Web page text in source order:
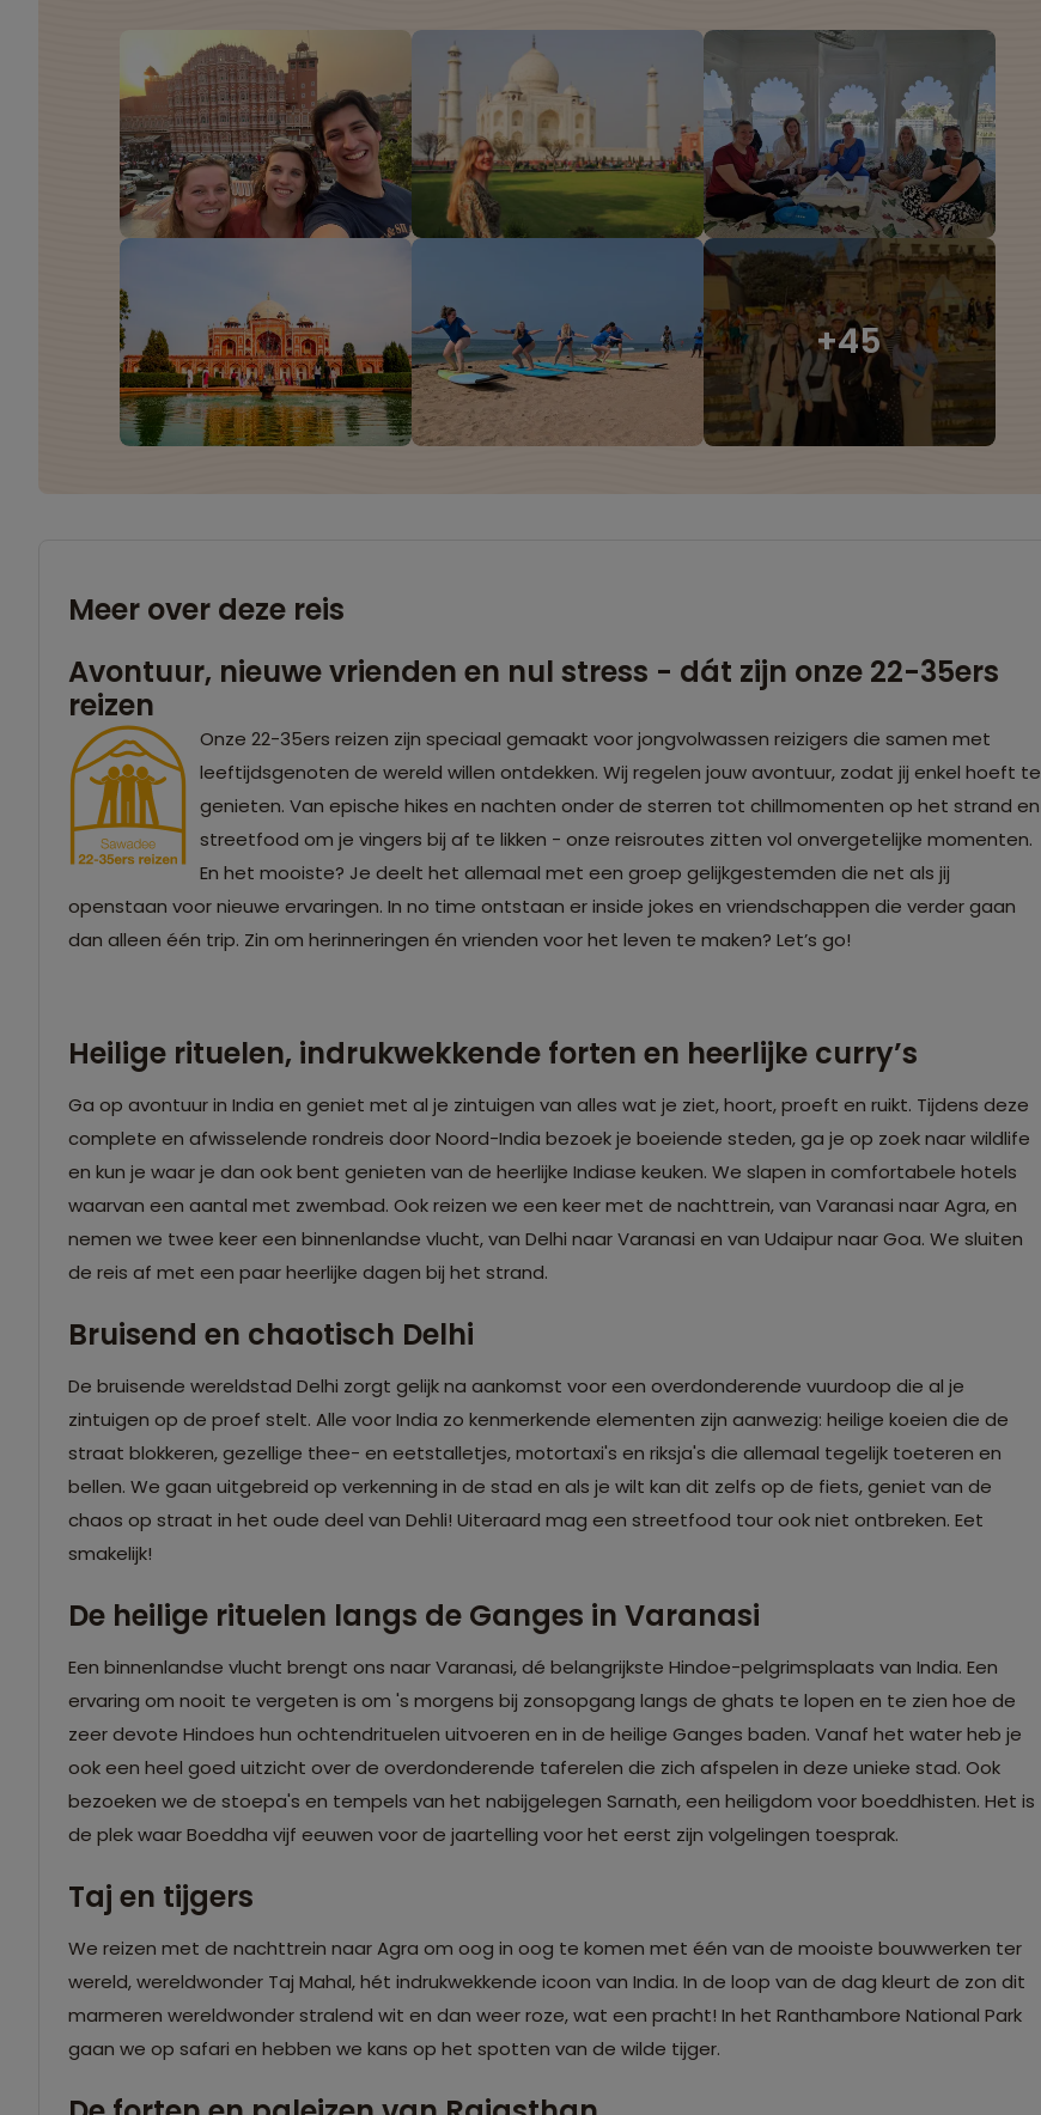
Meer over deze reis
Avontuur, nieuwe vrienden en nul stress - dát zijn onze 22-35ers
reizen
Onze 22-35ers reizen zijn speciaal gemaakt voor jongvolwassen reizigers die samen met
leeftijdsgenoten de wereld willen ontdekken. Wij regelen jouw avontuur, zodat jij enkel hoeft te
genieten. Van epische hikes en nachten onder de sterren tot chillmomenten op het strand en
streetfood om je vingers bij af te likken - onze reisroutes zitten vol onvergetelijke momenten.
En het mooiste? Je deelt het allemaal met een groep gelijkgestemden die net als jij
openstaan voor nieuwe ervaringen. In no time ontstaan er inside jokes en vriendschappen die verder gaan
dan alleen één trip. Zin om herinneringen én vrienden voor het leven te maken? Let’s go!
Heilige rituelen, indrukwekkende forten en heerlijke curry’s
Ga op avontuur in India en geniet met al je zintuigen van alles wat je ziet, hoort, proeft en ruikt. Tijdens deze
complete en afwisselende rondreis door Noord-India bezoek je boeiende steden, ga je op zoek naar wildlife
en kun je waar je dan ook bent genieten van de heerlijke Indiase keuken. We slapen in comfortabele hotels
waarvan een aantal met zwembad. Ook reizen we een keer met de nachttrein, van Varanasi naar Agra, en
nemen we twee keer een binnenlandse vlucht, van Delhi naar Varanasi en van Udaipur naar Goa. We sluiten
de reis af met een paar heerlijke dagen bij het strand.
Bruisend en chaotisch Delhi
De bruisende wereldstad Delhi zorgt gelijk na aankomst voor een overdonderende vuurdoop die al je
zintuigen op de proef stelt. Alle voor India zo kenmerkende elementen zijn aanwezig: heilige koeien die de
straat blokkeren, gezellige thee- en eetstalletjes, motortaxi's en riksja's die allemaal tegelijk toeteren en
bellen. We gaan uitgebreid op verkenning in de stad en als je wilt kan dit zelfs op de fiets, geniet van de
chaos op straat in het oude deel van Dehli! Uiteraard mag een streetfood tour ook niet ontbreken. Eet
smakelijk!
De heilige rituelen langs de Ganges in Varanasi
Een binnenlandse vlucht brengt ons naar Varanasi, dé belangrijkste Hindoe-pelgrimsplaats van India. Een
ervaring om nooit te vergeten is om 's morgens bij zonsopgang langs de ghats te lopen en te zien hoe de
zeer devote Hindoes hun ochtendrituelen uitvoeren en in de heilige Ganges baden. Vanaf het water heb je
ook een heel goed uitzicht over de overdonderende taferelen die zich afspelen in deze unieke stad. Ook
bezoeken we de stoepa's en tempels van het nabijgelegen Sarnath, een heiligdom voor boeddhisten. Het is
de plek waar Boeddha vijf eeuwen voor de jaartelling voor het eerst zijn volgelingen toesprak.
Taj en tijgers
We reizen met de nachttrein naar Agra om oog in oog te komen met één van de mooiste bouwwerken ter
wereld, wereldwonder Taj Mahal, hét indrukwekkende icoon van India. In de loop van de dag kleurt de zon dit
marmeren wereldwonder stralend wit en dan weer roze, wat een pracht! In het Ranthambore National Park
gaan we op safari en hebben we kans op het spotten van de wilde tijger.